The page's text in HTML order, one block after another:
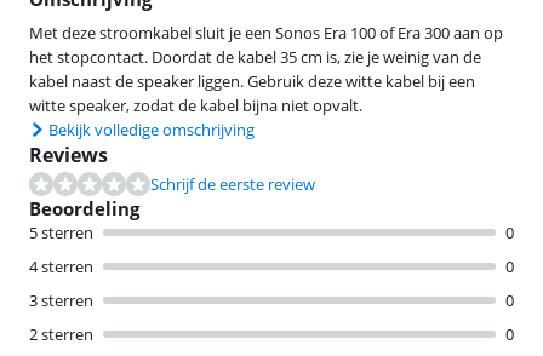
Met deze stroomkabel sluit je een Sonos Era 100 of Era 300 aan op
het stopcontact. Doordat de kabel 35 cm is, zie je weinig van de
kabel naast de speaker liggen. Gebruik deze witte kabel bij een
witte speaker, zodat de kabel bijna niet opvalt.
Bekijk volledige omschrijving
Reviews
Schrijf de eerste review
Beoordeling
5 sterren
0
4 sterren
0
3 sterren
0
2 sterren
0